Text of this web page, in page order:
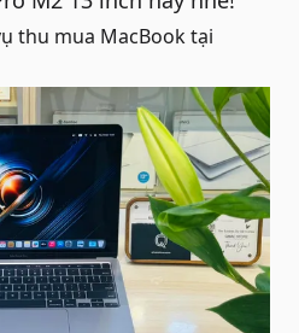
thu mua MacBooktại